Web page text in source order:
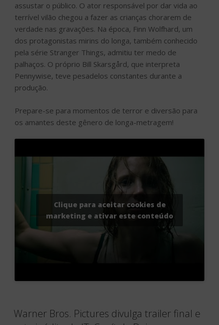
assustar o público. O ator responsável por dar vida ao
terrível vilão chegou a fazer as crianças chorarem de
verdade nas gravações. Na época, Finn Wolfhard, um
dos protagonistas mirins do longa, também conhecido
pela série Stranger Things, admitiu ter medo de
palhaços. O próprio Bill Skarsgård, que interpreta
Pennywise, teve pesadelos constantes durante a
produção.
Prepare-se para momentos de terror e diversão para
os amantes deste gênero de longa-metragem!
Clique para aceitar cookies de
marketing e ativar este conteúdo
Warner Bros. Pictures divulga trailer final e